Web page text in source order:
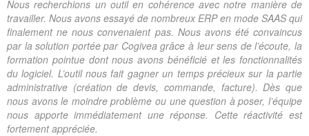
Nous recherchions un outil en cohérence avec notre manière de
travailler. Nous avons essayé de nombreux ERP en mode SAAS qui
finalement ne nous convenaient pas. Nous avons été convaincus
par la solution portée par Cogivea grâce à leur sens de l’écoute, la
formation pointue dont nous avons bénéficié et les fonctionnalités
du logiciel. L’outil nous fait gagner un temps précieux sur la partie
administrative (création de devis, commande, facture). Dès que
nous avons le moindre problème ou une question à poser, l’équipe
nous apporte immédiatement une réponse. Cette réactivité est
fortement appréciée.